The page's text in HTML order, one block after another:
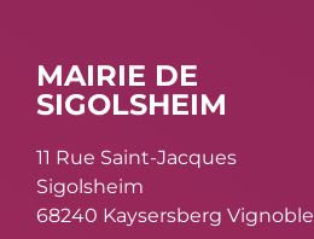
MAIRIE DE
SIGOLSHEIM
11 Rue Saint-Jacques
Sigolsheim
68240 Kaysersberg Vignoble